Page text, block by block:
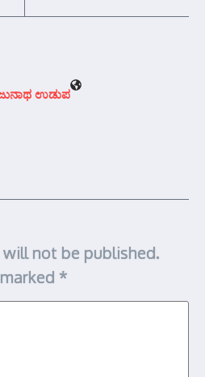
ಉಡುಪ
not be published.
*